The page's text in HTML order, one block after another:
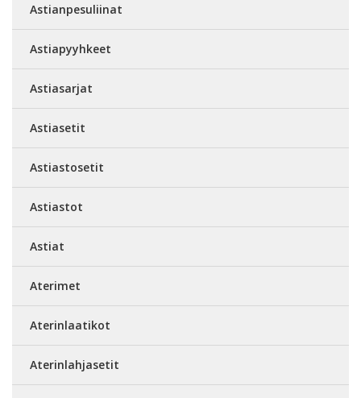
Astianpesuliinat
Astiapyyhkeet
Astiasarjat
Astiasetit
Astiastosetit
Astiastot
Astiat
Aterimet
Aterinlaatikot
Aterinlahjasetit